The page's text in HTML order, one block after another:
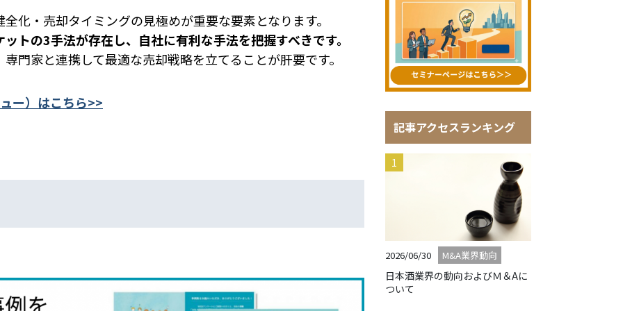
化・売却タイミングの見極めが重要な要素となります。
トの3手法が存在し、自社に有利な手法を把握すべきです。
門家と連携して最適な売却戦略を立てることが肝要です。
ー）はこちら>>
記事アクセスランキング
2026/06/30 M&A業界動向
日本酒業界の動向およびＭ＆Aに
ついて